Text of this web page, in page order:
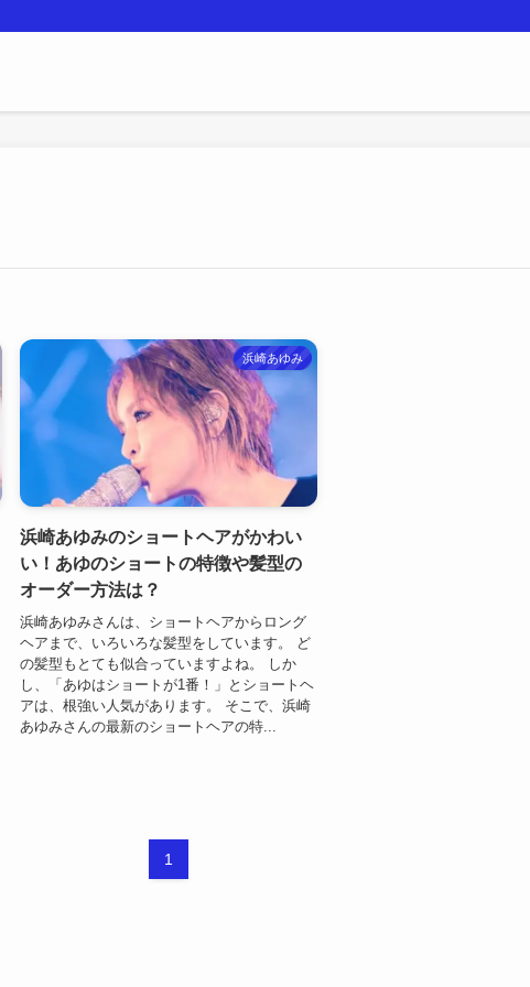
浜崎あゆみ
浜崎あゆみのショートヘアがかわい
い！あゆのショートの特徴や髪型の
オーダー方法は？
浜崎あゆみさんは、ショートヘアからロング
ヘアまで、いろいろな髪型をしています。 ど
の髪型もとても似合っていますよね。 しか
し、「あゆはショートが1番！」とショートヘ
アは、根強い人気があります。 そこで、浜崎
あゆみさんの最新のショートヘアの特...
1